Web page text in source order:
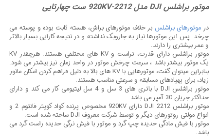
موتور براشلس DJI مدل 2212-920KV ست چهارتایی
در موتورهای براشلس بر خلاف موتورهای براش، هسته ثابت بوده و پوسته می
چرخد. پس این موتورها نیاز به جاروبک نداشته و در نتیجه کارایی بسیار بالاتر
و عمر بیشتری را دارند.
موتور براشلس دارای قدرت، تراست و KV های مختلفی هستند. هرچقدر KV
یک موتور بیشتر باشد ، سرعت چرخش موتور در واحد زمان نیز بیشتر می شود.
بنابراین میتوان گفت، موتورهایی با KV های بالا به دلیل فراهم کردن امکان مانور
زیاد، برای پهپادهای مسابقه و سرعتی مناسب هستند.
موتور براشلس DJI با باتری های 3 سل و 4 سل لیتیومی کار می کند و دارای
حداکثر جریان 30 آمپر می باشد.
موتور براشلس DJI 2212 دارای 920KV مخصوص پرنده کواد کوپتر فانتوم 2 و
انواع مولتی روتورهای دیگر و توسط شرکت معروف DJI ساخته شده است.
موتور با فیش مادگی حدیده چپ گرد و موتور با فیش نرگی حدیده راست گرد می
باشد.